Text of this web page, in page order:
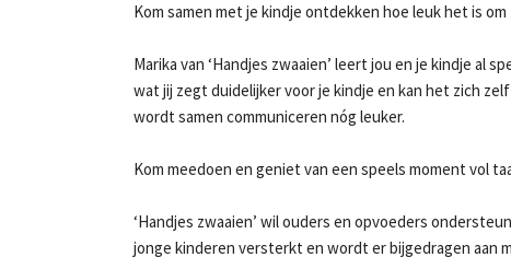
Kom samen met je kindje ontdekken hoe leuk het is
Marika van ‘Handjes zwaaien’ leert jou en je kindje al
wat jij zegt duidelijker voor je kindje en kan het zich
wordt samen communiceren nóg leuker.
Kom meedoen en geniet van een speels moment vol
‘Handjes zwaaien’ wil ouders en opvoeders
jonge kinderen versterkt en wordt er bijgedragen aan